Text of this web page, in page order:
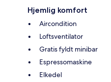
Hjemlig komfort
Aircondition
Loftsventilator
Gratis fyldt minibar
Espressomaskine
Elkedel